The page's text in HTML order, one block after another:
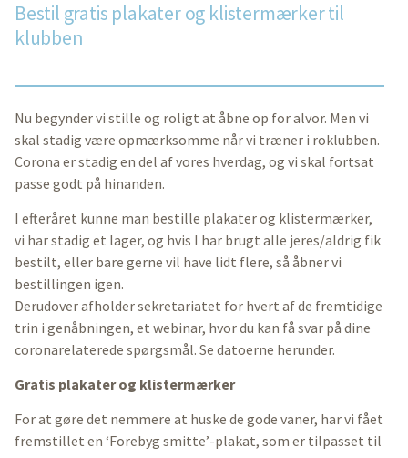
Bestil gratis plakater og klistermærker til
klubben
Nu begynder vi stille og roligt at åbne op for alvor. Men vi
skal stadig være opmærksomme når vi træner i roklubben.
Corona er stadig en del af vores hverdag, og vi skal fortsat
passe godt på hinanden.
I efteråret kunne man bestille plakater og klistermærker,
vi har stadig et lager, og hvis I har brugt alle jeres/aldrig fik
bestilt, eller bare gerne vil have lidt flere, så åbner vi
bestillingen igen.
Derudover afholder sekretariatet for hvert af de fremtidige
trin i genåbningen, et webinar, hvor du kan få svar på dine
coronarelaterede spørgsmål. Se datoerne herunder.
Gratis plakater og klistermærker
For at gøre det nemmere at huske de gode vaner, har vi fået
fremstillet en ‘Forebyg smitte’-plakat, som er tilpasset til